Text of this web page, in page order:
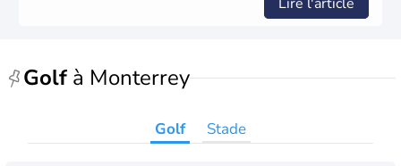
Golf à Monterrey
Golf Stade